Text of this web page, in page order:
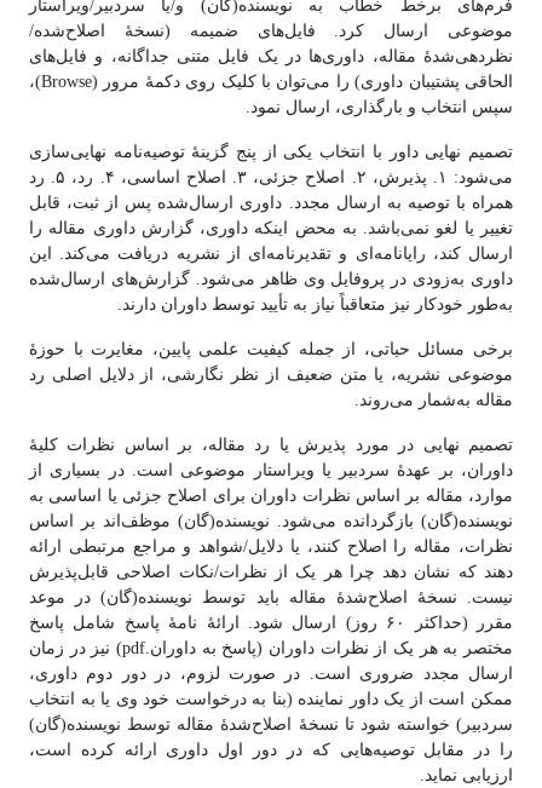
فرم‌های برخط خطاب به نویسنده(گان) و/یا سردبیر/ویراستار
موضوعی ارسال کرد. فایل‌های ضمیمه (نسخهٔ اصلاح‌شده/
نظردهی‌شدهٔ مقاله، داوری‌ها در یک فایل متنی جداگانه، و فایل‌های
الحاقی پشتیبان داوری) را می‌توان با کلیک روی دکمهٔ مرور (Browse)،
سپس انتخاب و بارگذاری، ارسال نمود.
تصمیم نهایی داور با انتخاب یکی از پنج گزینهٔ توصیه‌نامه نهایی‌سازی
می‌شود: ۱. پذیرش، ۲. اصلاح جزئی، ۳. اصلاح اساسی، ۴. رد، ۵. رد
همراه با توصیه به ارسال مجدد. داوری ارسال‌شده پس از ثبت، قابل
تغییر یا لغو نمی‌باشد. به محض اینکه داوری، گزارش داوری مقاله را
ارسال کند، رایانامه‌ای و تقدیرنامه‌ای از نشریه دریافت می‌کند. این
داوری به‌زودی در پروفایل وی ظاهر می‌شود. گزارش‌های ارسال‌شده
به‌طور خودکار نیز متعاقباً نیاز به تأیید توسط داوران دارند.
برخی مسائل حیاتی، از جمله کیفیت علمی پایین، مغایرت با حوزۀ
موضوعی نشریه، یا متن ضعیف از نظر نگارشی، از دلایل اصلی رد
مقاله به‌شمار می‌روند.
تصمیم نهایی در مورد پذیرش یا رد مقاله، بر اساس نظرات کلیهٔ
داوران، بر عهدهٔ سردبیر یا ویراستار موضوعی است. در بسیاری از
موارد، مقاله بر اساس نظرات داوران برای اصلاح جزئی یا اساسی به
نویسنده(گان) بازگردانده می‌شود. نویسنده(گان) موظف‌اند بر اساس
نظرات، مقاله را اصلاح کنند، یا دلایل/شواهد و مراجع مرتبطی ارائه
دهند که نشان دهد چرا هر یک از نظرات/نکات اصلاحی قابل‌پذیرش
نیست. نسخهٔ اصلاح‌شدهٔ مقاله باید توسط نویسنده(گان) در موعد
مقرر (حداکثر ۶۰ روز) ارسال شود. ارائهٔ نامهٔ پاسخ شامل پاسخ
مختصر به هر یک از نظرات داوران (پاسخ به داوران.pdf) نیز در زمان
ارسال مجدد ضروری است. در صورت لزوم، در دور دوم داوری،
ممکن است از یک داور نماینده (بنا به درخواست خود وی یا به انتخاب
سردبیر) خواسته شود تا نسخهٔ اصلاح‌شدهٔ مقاله توسط نویسنده(گان)
را در مقابل توصیه‌هایی که در دور اول داوری ارائه کرده است،
ارزیابی نماید.